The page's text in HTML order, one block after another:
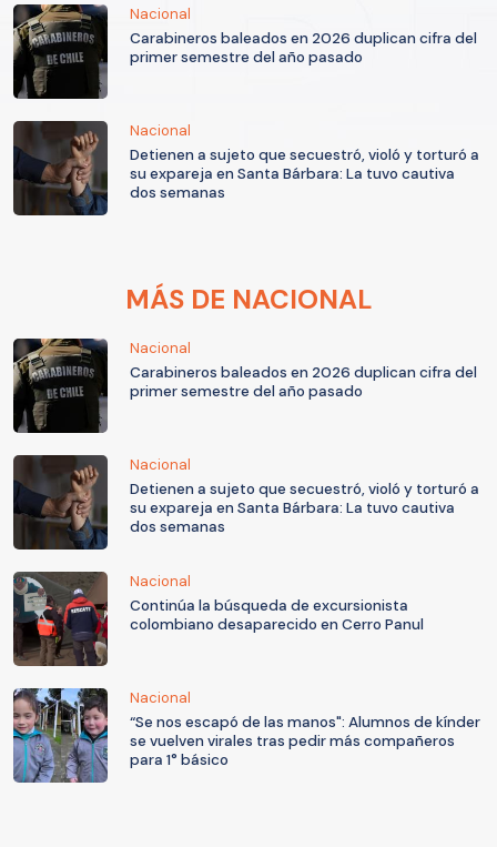
Nacional
Carabineros baleados en 2026 duplican cifra del
primer semestre del año pasado
Nacional
Detienen a sujeto que secuestró, violó y torturó a
su expareja en Santa Bárbara: La tuvo cautiva
dos semanas
MÁS DE NACIONAL
Nacional
Carabineros baleados en 2026 duplican cifra del
primer semestre del año pasado
Nacional
Detienen a sujeto que secuestró, violó y torturó a
su expareja en Santa Bárbara: La tuvo cautiva
dos semanas
Nacional
Continúa la búsqueda de excursionista
colombiano desaparecido en Cerro Panul
Nacional
“Se nos escapó de las manos": Alumnos de kínder
se vuelven virales tras pedir más compañeros
para 1° básico